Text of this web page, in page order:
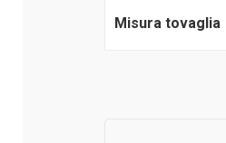
Misura tovaglia